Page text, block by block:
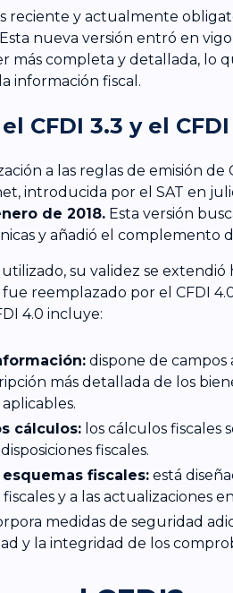
reciente y actualmente
nueva versión entró en
más completa y detallada, lo
información fiscal.
CFDI 3.3 y el
a las reglas de emisión
introducida por el SAT en
de 2018.Esta versión
y añadió el complemento
su validez se extendió
reemplazado por el CFDI
4.0 incluye:
dispone de campos
más detallada de los
cálculos:los cálculos fiscales
fiscales.
fiscales:está
y a las actualizaciones
medidas de seguridad
y la integridad de los